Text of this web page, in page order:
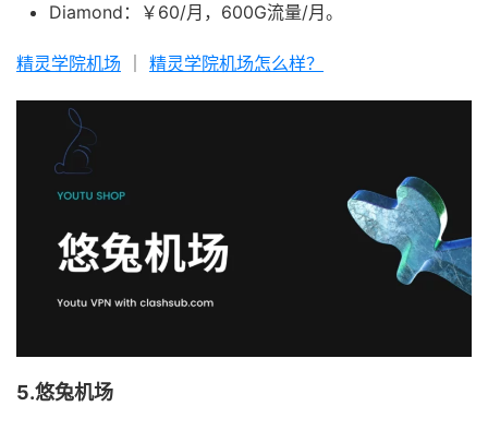
Diamond：￥60/月，600G流量/月。
精灵学院机场 精灵学院机场怎么样？
5.悠兔机场